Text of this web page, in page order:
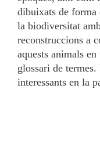
dibuixats de forma
la biodiversitat
reconstruccions a
aquests animals
glossari de
interessants en la